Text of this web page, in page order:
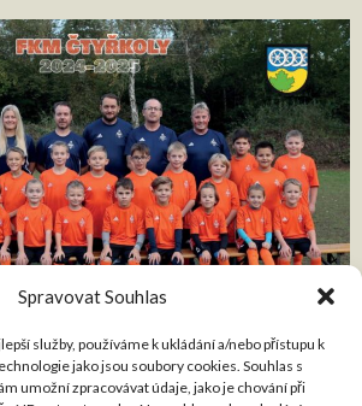
Spravovat Souhlas
služby, používáme k ukládání a/nebo přístupu k
jako jsou soubory cookies. Souhlas s
umožní zpracovávat údaje, jako je chování při